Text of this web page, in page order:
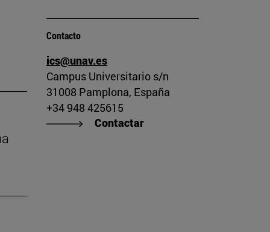
Contacto
ics@unav.es
Campus Universitario s/n
31008 Pamplona, España
+34 948 425615
Contactar